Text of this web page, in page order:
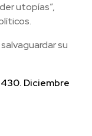
utopías”,
su
Diciembre